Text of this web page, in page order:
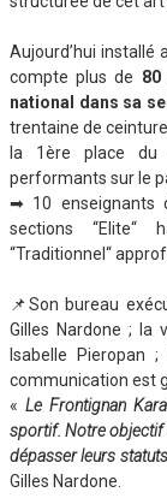
Aujourd’hui installé
compte plus de
national dans sa
trentaine de
la 1ère place du
performants sur le
➡ 10 enseignants
sections “Elite“
“Traditionnel“
📌Son bureau
Gilles Nardone ; la
Isabelle Pieropan
communication est
« Le Frontignan
sportif. Notre objectif
dépasser leurs
Gilles Nardone.